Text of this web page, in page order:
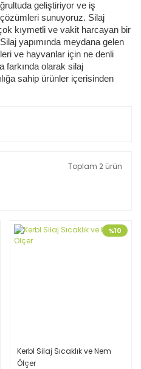
geliştiriyor ve iş
sunuyoruz. Silaj
kıymetli ve vakit harcayan bir
yapımında meydana gelen
ve hayvanlar için ne denli
farkında olarak silaj
sahip ürünler içerisinden
Toplam 2 ürün
%10
Kerbl Silaj Sıcaklık ve Nem
Ölçer